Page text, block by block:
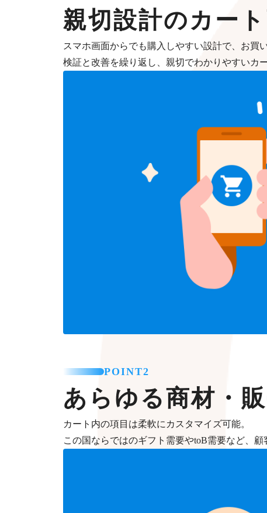
親切設計のカー
スマホ画面からでも購入しやすい設計で、お買
検証と改善を繰り返し、親切でわかりやすいカ
POINT2
あらゆる商材・
カート内の項目は柔軟にカスタマイズ可能。
この国ならではのギフト需要やtoB需要など、顧